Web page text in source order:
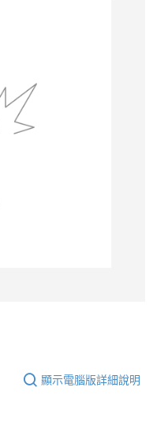
顯示電腦版詳細說明